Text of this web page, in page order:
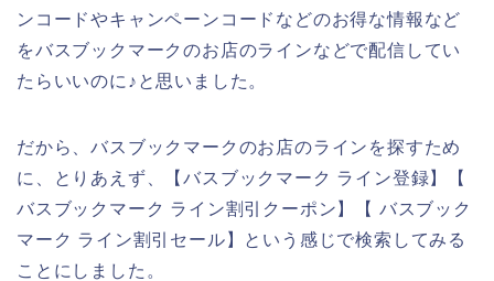
ンコードやキャンペーンコードなどのお得な情報など
をバスブックマークのお店のラインなどで配信してい
たらいいのに♪と思いました。
だから、バスブックマークのお店のラインを探すため
に、とりあえず、【バスブックマーク ライン登録】【
バスブックマーク ライン割引クーポン】【 バスブック
マーク ライン割引セール】という感じで検索してみる
ことにしました。